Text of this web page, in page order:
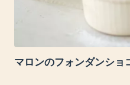
マロンのフォンダンショ